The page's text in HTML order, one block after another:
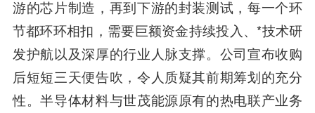
游的芯片制造，再到下游的封装测试，每一个环
节都环环相扣，需要巨额资金持续投入、*技术研
发护航以及深厚的行业人脉支撑。公司宣布收购
后短短三天便告吹，令人质疑其前期筹划的充分
性。半导体材料与世茂能源原有的热电联产业务